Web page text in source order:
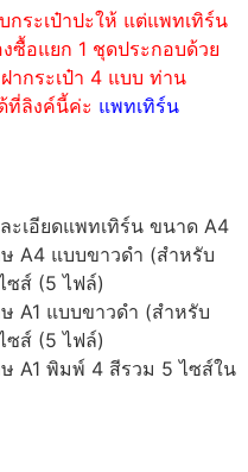
ระเป๋าปะให้ แต่แพทเทิร์น
ซื้อแยก 1 ชุดประกอบด้วย
ากระเป๋า 4 แบบ ท่าน
ที่ลิงค์นี้ค่ะ แพทเทิร์น
ะเอียดแพทเทิร์น ขนาด A4
A4 แบบขาวดำ (สำหรับ
ซส์ (5 ไฟล์)
A1 แบบขาวดำ (สำหรับ
ซส์ (5 ไฟล์)
A1 พิมพ์ 4 สีรวม 5 ไซส์ใน